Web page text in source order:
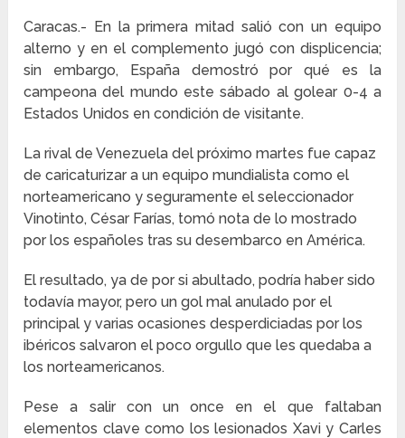
Caracas.- En la primera mitad salió con un equipo
alterno y en el complemento jugó con displicencia;
sin embargo, España demostró por qué es la
campeona del mundo este sábado al golear 0-4 a
Estados Unidos en condición de visitante.
La rival de Venezuela del próximo martes fue capaz
de caricaturizar a un equipo mundialista como el
norteamericano y seguramente el seleccionador
Vinotinto, César Farías, tomó nota de lo mostrado
por los españoles tras su desembarco en América.
El resultado, ya de por si abultado, podría haber sido
todavía mayor, pero un gol mal anulado por el
principal y varias ocasiones desperdiciadas por los
ibéricos salvaron el poco orgullo que les quedaba a
los norteamericanos.
Pese a salir con un once en el que faltaban
elementos clave como los lesionados Xavi y Carles